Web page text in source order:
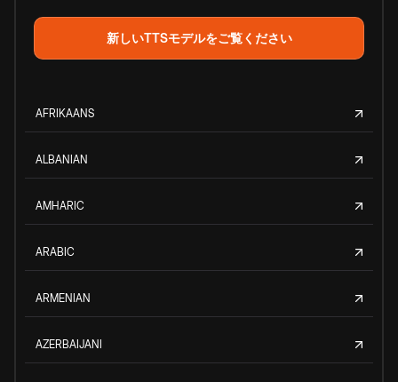
新しいTTSモデルをご覧ください
AFRIKAANS
ALBANIAN
AMHARIC
ARABIC
ARMENIAN
AZERBAIJANI